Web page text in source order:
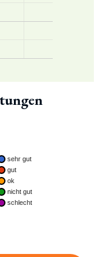
sehr gut
gut
ok
nicht gut
schlecht